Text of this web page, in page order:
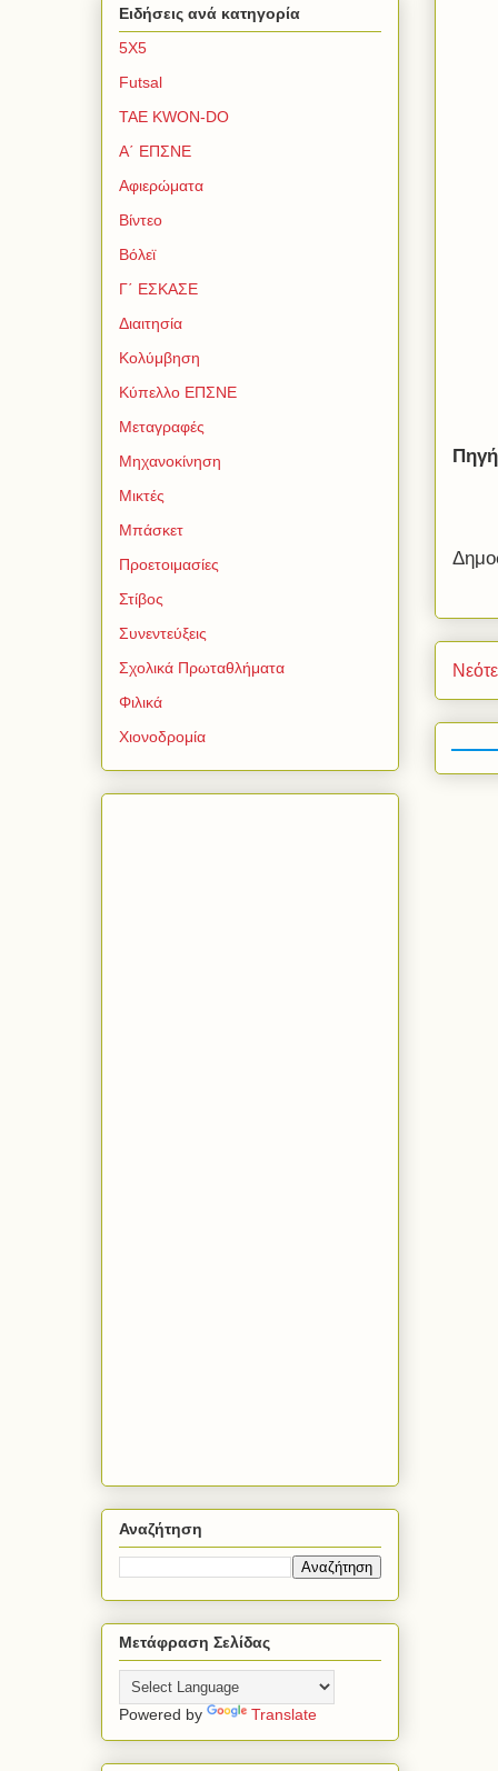
Ειδήσεις ανά κατηγορία
5Χ5
Futsal
TAE KWON-DO
Α΄ ΕΠΣΝΕ
Αφιερώματα
Βίντεο
Βόλεϊ
Γ΄ ΕΣΚΑΣΕ
Διαιτησία
Κολύμβηση
Κύπελλο ΕΠΣΝΕ
Μεταγραφές
Μηχανοκίνηση
Μικτές
Μπάσκετ
Προετοιμασίες
Στίβος
Συνεντεύξεις
Σχολικά Πρωταθλήματα
Φιλικά
Χιονοδρομία
Αναζήτηση
Μετάφραση Σελίδας
Powered by Translate